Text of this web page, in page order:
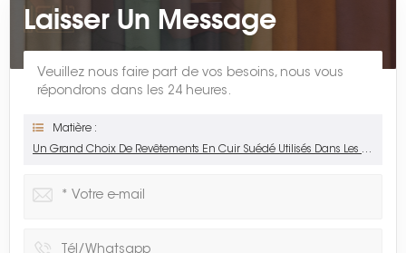
Laisser Un Message
Veuillez nous faire part de vos besoins, nous vous
répondrons dans les 24 heures.
Matière :
Un Grand Choix De Revêtements En Cuir Suédé Utilisés Dans Les Meubles Et Les Intérieurs De Voiture.